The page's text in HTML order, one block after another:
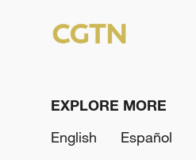
EXPLORE MORE
English
Español